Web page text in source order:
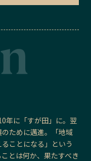
年に「すが田」に。翌
ために邁進。「地域
ことになる」という
とは何か、果たすべき